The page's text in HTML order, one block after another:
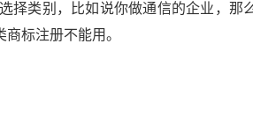
类别，比如说你做通信的企业，那
标注册不能用。